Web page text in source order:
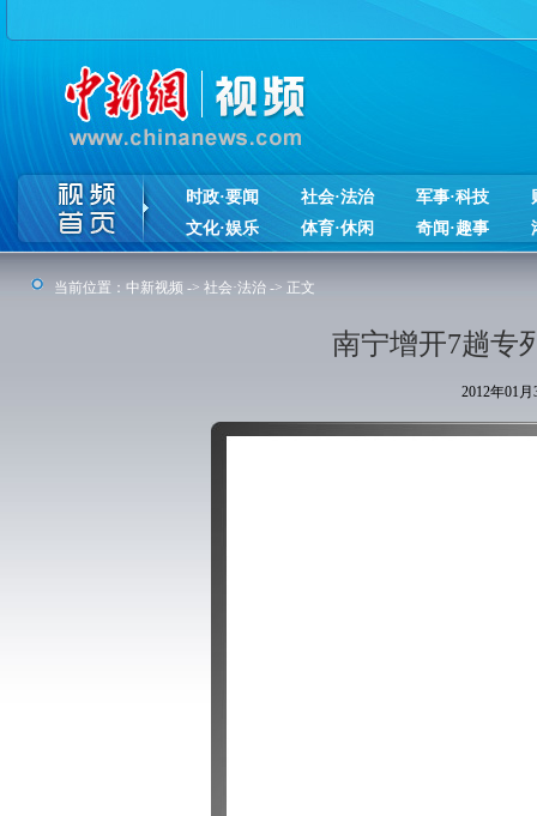
时政·要闻 社会·法治 军事·科技
文化·娱乐
体育·休闲 奇闻·趣事
当前位置： 中新视频 -> 社会·法治 -> 正文
南宁增开7趟专
2012年01